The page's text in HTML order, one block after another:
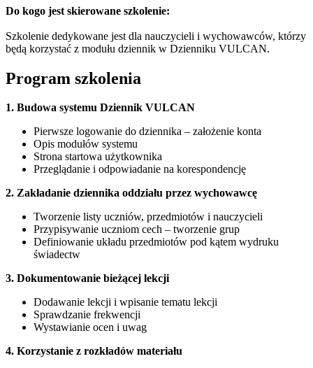
Do kogo jest skierowane szkolenie:
Szkolenie dedykowane jest dla nauczycieli i wychowawców, którzy
będą korzystać z modułu dziennik w Dzienniku VULCAN.
Program szkolenia
1. Budowa systemu Dziennik VULCAN
Pierwsze logowanie do dziennika – założenie konta
Opis modułów systemu
Strona startowa użytkownika
Przeglądanie i odpowiadanie na korespondencję
2. Zakładanie dziennika oddziału przez wychowawcę
Tworzenie listy uczniów, przedmiotów i nauczycieli
Przypisywanie uczniom cech – tworzenie grup
Definiowanie układu przedmiotów pod kątem wydruku
świadectw
3. Dokumentowanie bieżącej lekcji
Dodawanie lekcji i wpisanie tematu lekcji
Sprawdzanie frekwencji
Wystawianie ocen i uwag
4. Korzystanie z rozkładów materiału